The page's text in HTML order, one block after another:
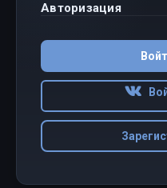
Авторизация